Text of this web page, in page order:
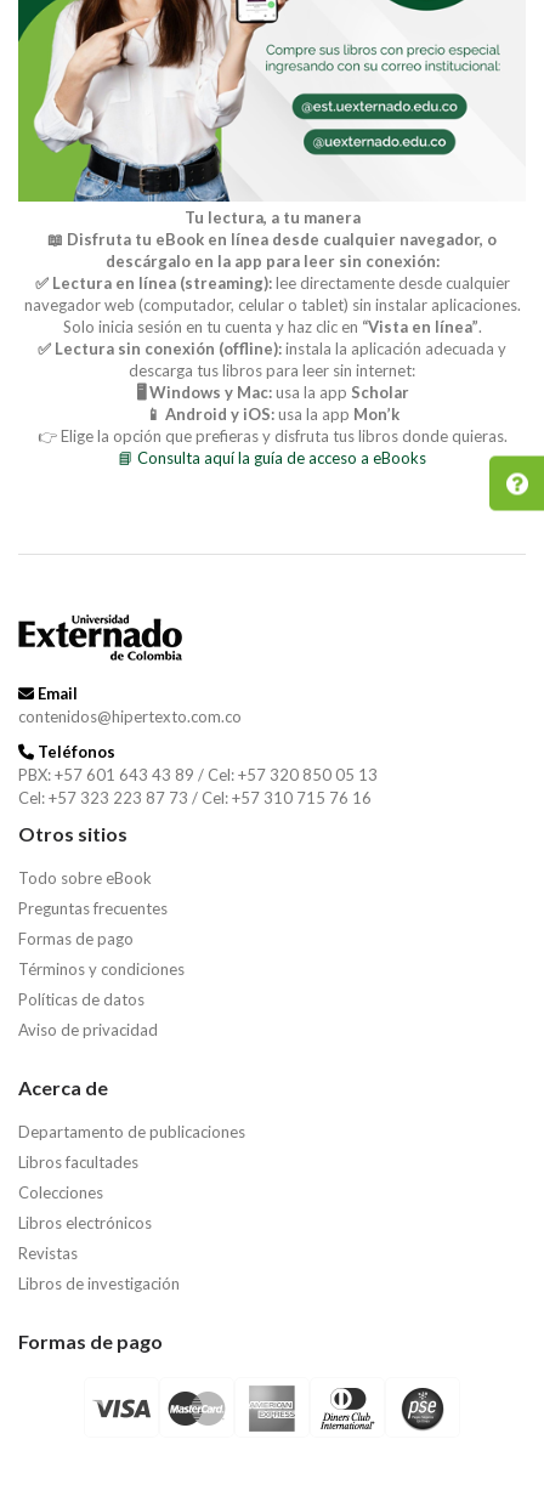
Tu lectura, a tu manera
📖 Disfruta tu eBook en línea desde cualquier navegador, o
descárgalo en la app para leer sin conexión:
✅ Lectura en línea (streaming):lee directamente desde cualquier
navegador web (computador, celular o tablet) sin instalar aplicaciones.
Solo inicia sesión en tu cuenta y haz clic en “Vista en línea”.
✅ Lectura sin conexión (offline):instala la aplicación adecuada y
descarga tus libros para leer sin internet:
🖥️ Windows y Mac:usa la app Scholar
📱 Android y iOS:usa la app Mon’k
👉 Elige la opción que prefieras y disfruta tus libros donde quieras.
📘 Consulta aquí la guía de acceso a eBooks
Email
contenidos@hipertexto.com.co
Teléfonos
PBX: +57 601 643 43 89 / Cel: +57 320 850 05 13
Cel: +57 323 223 87 73 / Cel: +57 310 715 76 16
Otros sitios
Todo sobre eBook
Preguntas frecuentes
Formas de pago
Términos y condiciones
Políticas de datos
Aviso de privacidad
Acerca de
Departamento de publicaciones
Libros facultades
Colecciones
Libros electrónicos
Revistas
Libros de investigación
Formas de pago